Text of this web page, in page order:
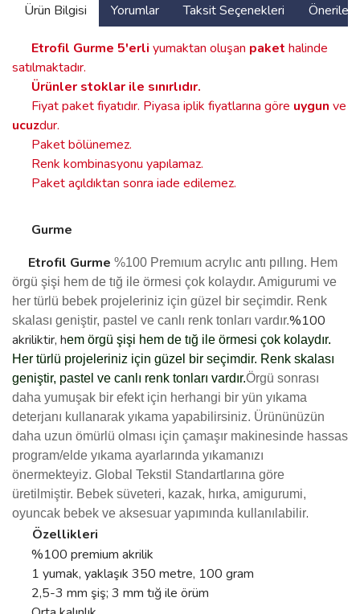
Ürün Bilgisi Yorumlar Taksit Seçenekleri
Etrofil Gurme 5'erli yumaktan oluşan paket halinde
satılmaktadır.
Ürünler stoklar ile sınırlıdır.
Fiyat paket fiyatıdır. Piyasa iplik fiyatlarına göre uygun ve
ucuzdur.
Paket bölünemez.
Renk kombinasyonu yapılamaz.
Paket açıldıktan sonra iade edilemez.
Gurme
Etrofil Gurme %100 Premıum acrylıc antı pıllıng. Hem
örgü şişi hem de tığ ile örmesi çok kolaydır. Amigurumi ve
her türlü bebek projeleriniz için güzel bir seçimdir. Renk
skalası geniştir, pastel ve canlı renk tonları vardır.%100
akriliktir, hem örgü şişi hem de tığ ile örmesi çok kolaydır.
Her türlü projeleriniz için güzel bir seçimdir. Renk skalası
geniştir, pastel ve canlı renk tonları vardır.Örgü sonrası
daha yumuşak bir efekt için herhangi bir yün yıkama
deterjanı kullanarak yıkama yapabilirsiniz. Ürününüzün
daha uzun ömürlü olması için çamaşır makinesinde hassas
program/elde yıkama ayarlarında yıkamanızı
önermekteyiz. Global Tekstil Standartlarına göre
üretilmiştir. Bebek süveteri, kazak, hırka, amigurumi,
oyuncak bebek ve aksesuar yapımında kullanılabilir.
Özellikleri
%100 premium akrilik
1 yumak, yaklaşık 350 metre, 100 gram
2,5-3 mm şiş; 3 mm tığ ile örüm